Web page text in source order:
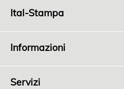
Ital-Stampa
P.I.04198100408
Informazioni
Servizi